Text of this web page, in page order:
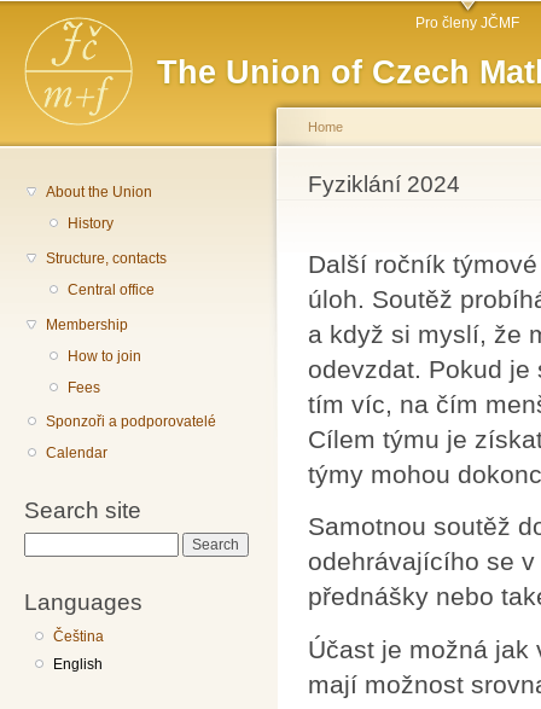
The Union of Czech
Main menu Pro členy JČMF
About the Union
History
Structure, contacts
Central office
Membership
How to join
Fees
Sponzoři a podporovatelé
Calendar
Search site
Languages
Čeština
English
You are here
Home
Fyziklání 2024
Další ročník
úloh. Soutěž
a když si myslí, že
odevzdat. Pokud
tím víc, na čím
Cílem týmu je
týmy mohou
Samotnou soutěž
odehrávajícího se
přednášky nebo
Účast je možná
mají možnost